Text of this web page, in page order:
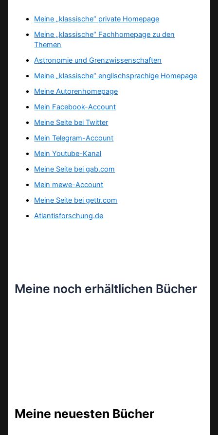
Meine „klassische“ private Homepage
Meine „klassische“ Fachhomepage zu den
Themen
Astronomie und Grenzwissenschaften
Meine „klassische“ englischsprachige Homepage
Meine Autorenhomepage
Mein Facebook-Account
Meine Seite bei Twitter
Mein Telegram-Account
Mein Youtube-Kanal
Meine Seite bei gab.com
Mein mewe-Account
Meine Seite bei gettr.com
Atlantisforschung.de
Meine noch erhältlichen Bücher
Meine neuesten Bücher